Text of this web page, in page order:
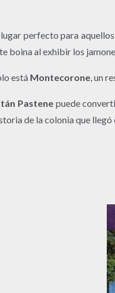
perfecto para
boina al exhibir los
está Montecorone , un
Pastenepuede
de la colonia que